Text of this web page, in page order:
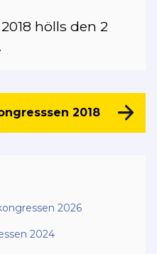
hölls den 2
2018
2026
2024